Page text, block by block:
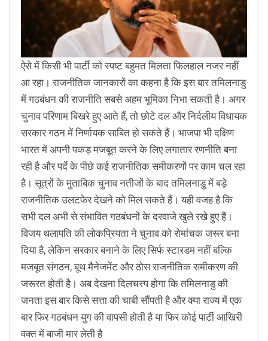
ऐसे में किसी भी पार्टी को स्पष्ट बहुमत मिलता फिलहाल नजर नहीं
आ रहा। राजनीतिक जानकारों का कहना है कि इस बार तमिलनाडु
में गठबंधन की राजनीति सबसे अहम भूमिका निभा सकती है। अगर
चुनाव परिणाम बिखरे हुए आते हैं, तो छोटे दल और निर्दलीय विधायक
सरकार गठन में निर्णायक साबित हो सकते हैं। भाजपा भी दक्षिण
भारत में अपनी पकड़ मजबूत करने के लिए लगातार रणनीति बना
रही है और पर्दे के पीछे कई राजनीतिक समीकरणों पर काम चल रहा
है। सूत्रों के मुताबिक चुनाव नतीजों के बाद तमिलनाडु में बड़े
राजनीतिक उलटफेर देखने को मिल सकते हैं। यही वजह है कि
सभी दल अभी से संभावित गठबंधनों के दरवाजे खुले रखे हुए हैं।
विजय थलापति की लोकप्रियता ने चुनाव को रोमांचक जरूर बना
दिया है, लेकिन सरकार बनाने के लिए सिर्फ स्टारडम नहीं बल्कि
मजबूत संगठन, बूथ मैनेजमेंट और ठोस राजनीतिक समीकरण की
जरूरत होती है। अब देखना दिलचस्प होगा कि तमिलनाडु की
जनता इस बार किसे सत्ता की चाबी सौंपती है और क्या राज्य में एक
बार फिर गठबंधन युग की वापसी होती है या फिर कोई पार्टी आखिरी
वक्त में बाजी मार लेती है